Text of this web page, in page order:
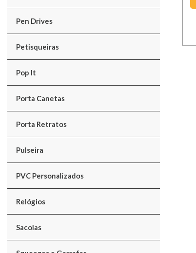
Pen Drives
Petisqueiras
Pop It
Porta Canetas
Porta Retratos
Pulseira
PVC Personalizados
Relógios
Sacolas